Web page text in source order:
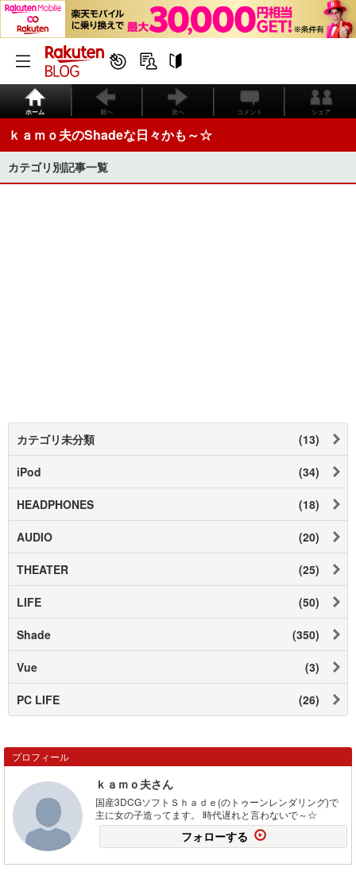
ホーム 前へ 次へ コメント シェア
ｋａｍｏ夫のShadeな日々かも～☆
カテゴリ別記事一覧
カテゴリ未分類 (13)
iPod (34)
HEADPHONES (18)
AUDIO (20)
THEATER (25)
LIFE (50)
Shade (350)
Vue (3)
PC LIFE (26)
プロフィール
ｋａｍｏ夫さん
国産3DCGソフトＳｈａｄｅ(のトゥーンレンダリング)で
主に女の子造ってます。 時代遅れと言わないで～☆
フォローする